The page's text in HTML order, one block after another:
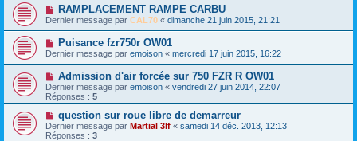
RAMPLACEMENT RAMPE CARBU
Dernier message par CAL70 « dimanche 21 juin 2015, 21:21
Puisance fzr750r OW01
Dernier message par emoison « mercredi 17 juin 2015, 16:22
Admission d'air forcée sur 750 FZR R OW01
Dernier message par emoison « vendredi 27 juin 2014, 22:07
Réponses : 5
question sur roue libre de demarreur
Dernier message par Martial 3lf « samedi 14 déc. 2013, 12:13
Réponses : 3